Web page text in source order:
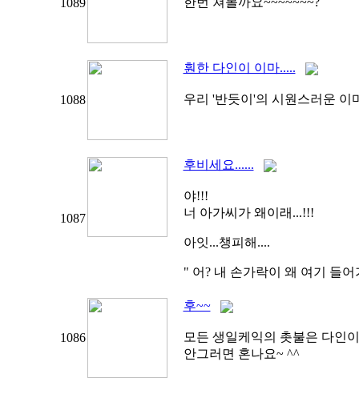
1089
1088
훤한 다인이 이마.....
우리 '반듯이'의 시원스러운 이
1087
후비세요......
야!!!
너 아가씨가 왜이래...!!!
아잇...챙피해....
" 어? 내 손가락이 왜 여기 들어
1086
후~~
모든 생일케익의 촛불은 다인
안그러면 혼나요~ ^^